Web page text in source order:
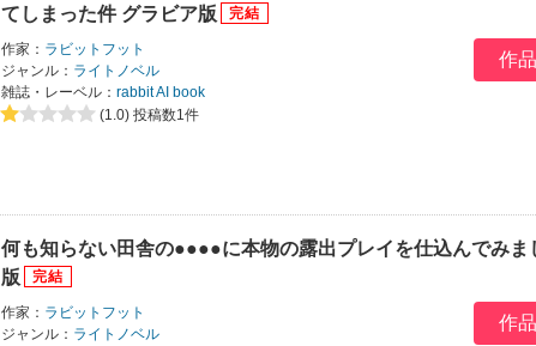
てしまった件 グラビア版
作家： ラビットフット
ジャンル： ライトノベル
雑誌・レーベル： rabbit AI book
(1.0) 投稿数1件
作
何も知らない田舎の●●●●に本物の露出プレイを仕込んでみま
版
作家： ラビットフット
ジャンル： ライトノベル
作